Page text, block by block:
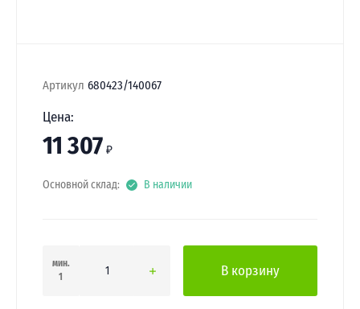
Артикул 680423/140067
Цена:
11 307 ₽
Основной склад: В наличии
мин.
1
В корзину